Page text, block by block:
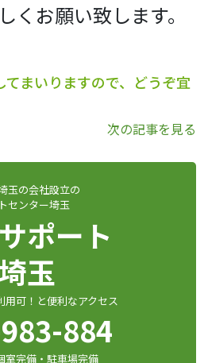
玉の会社設立の
センター埼玉
ポート
玉
用可！と便利なアクセス
884
室完備・駐車場完備
くお願い致します。
まいりますので、どうぞ宜
次の記事を見る